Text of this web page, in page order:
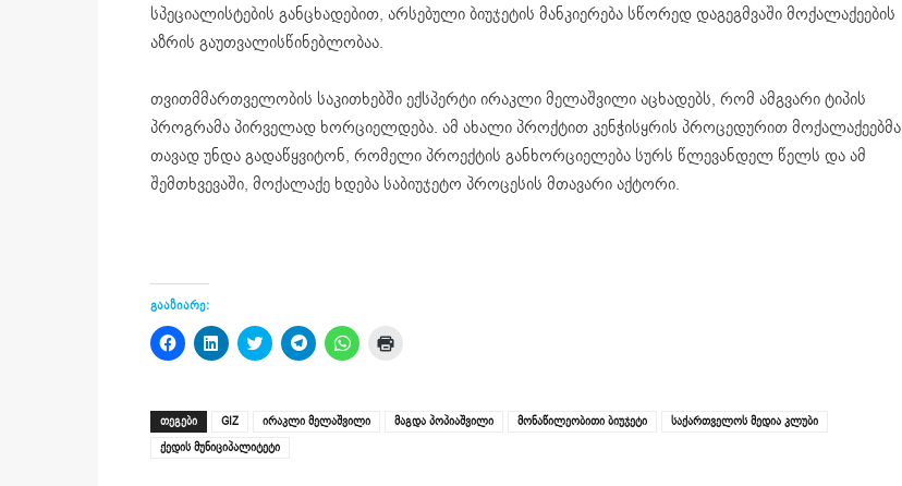
სპეციალისტების განცხადებით, არსებული ბიუჯეტის მანკიერება სწორედ დაგეგმვაში მოქალაქეების
აზრის გაუთვალისწინებლობაა.
თვითმმართველობის საკითხებში ექსპერტი ირაკლი მელაშვილი აცხადებს, რომ ამგვარი ტიპის
პროგრამა პირველად ხორციელდება. ამ ახალი პროქტით კენჭისყრის პროცედურით მოქალაქეებმა
თავად უნდა გადაწყვიტონ, რომელი პროექტის განხორციელება სურს წლევანდელ წელს და ამ
შემთხვევაში, მოქალაქე ხდება საბიუჯეტო პროცესის მთავარი აქტორი.
გააზიარე:
Click
to
(Opens
in
new
window)
Click
to
in
new
window)
Click
to
(Opens
in
new
window)
Click
to
(Opens
in
Click
to
(Opens
in
new
window)
ᲗᲔᲒᲔᲑᲘ GIZ ირაკლი მელაშვილი მაგდა პოპიაშვილი მონაწილეობითი ბიუჯეტი
საქართველოს მედია კლუბი
ქედის მუნიციპალიტეტი